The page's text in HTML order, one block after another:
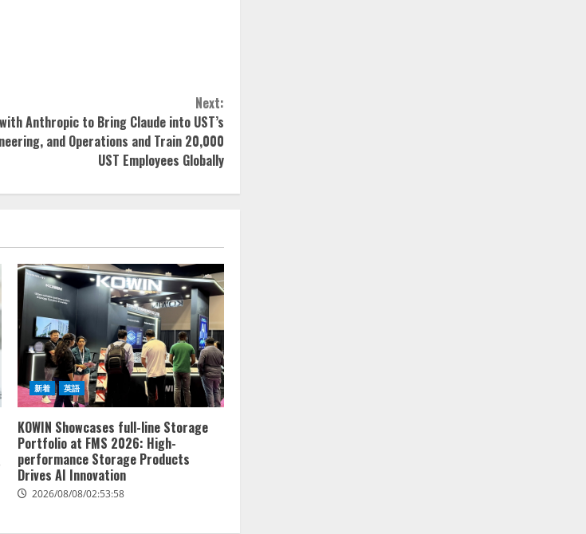
Next:
Anthropic to Bring Claude into UST’s
and Operations and Train 20,000
UST Employees Globally
新着 英語
KOWIN Showcases full-line Storage
Portfolio at FMS 2026: High-
performance Storage Products
Drives AI Innovation
2026/08/08/02:53:58